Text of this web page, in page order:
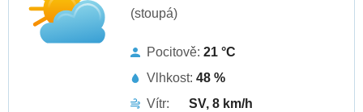
(stoupá)
Pocitově: 21 °C
Vlhkost: 48 %
Vítr:
SV, 8 km/h